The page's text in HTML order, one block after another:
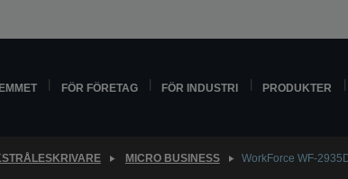
FÖR FÖRETAG FÖR INDUSTRI PRODUKTER
MICRO BUSINESS WorkForce WF-